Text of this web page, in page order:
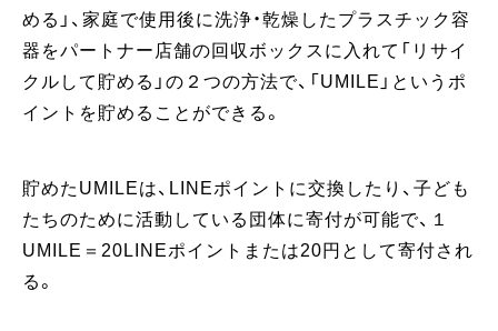
める」、家庭で使用後に洗浄・乾燥したプラスチック容
器をパートナー店舗の回収ボックスに入れて「リサイ
クルして貯める」の２つの方法で、「UMILE」というポ
イントを貯めることができる。
貯めたUMILEは、LINEポイントに交換したり、子ども
たちのために活動している団体に寄付が可能で、１
UMILE＝20LINEポイントまたは20円として寄付され
る。